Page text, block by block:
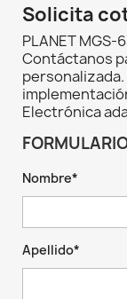
Solicita
PLANET MGS-
Contáctanos
personalizada.
Electrónica
Nombre*
Apellido*